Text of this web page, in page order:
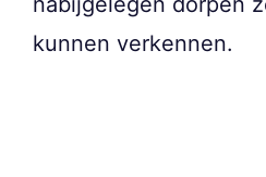
kunnen verkennen.